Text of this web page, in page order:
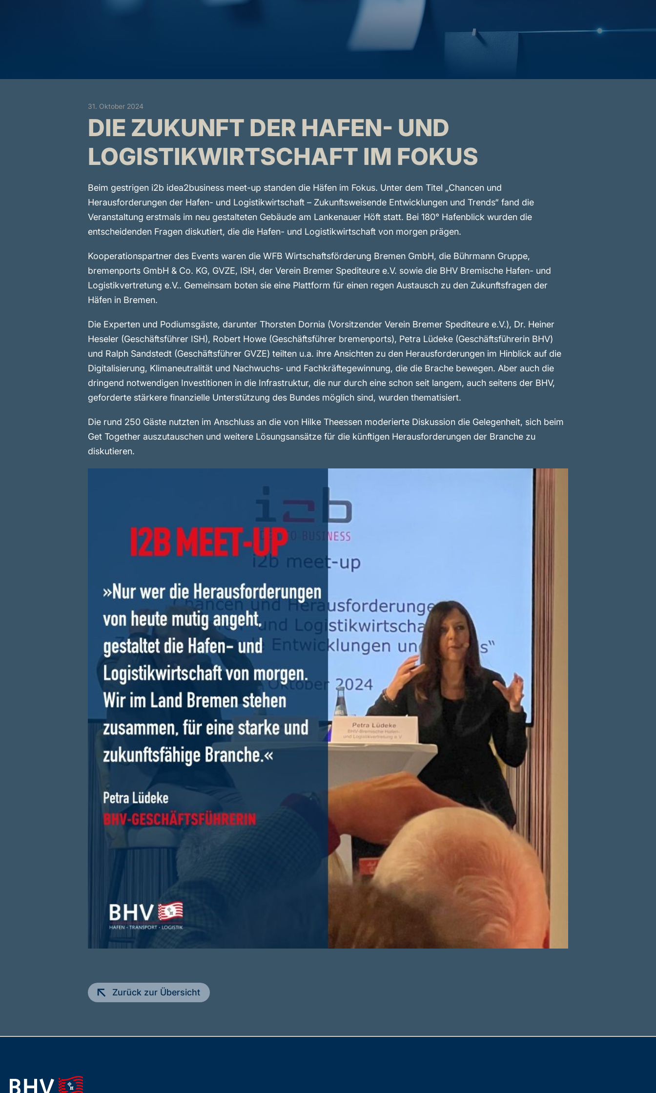
31. Oktober 2024
DIE ZUKUNFT DER HAFEN- UND
LOGISTIKWIRTSCHAFT IM FOKUS
Beim gestrigen i2b idea2business meet-up standen die Häfen im Fokus. Unter dem Titel „Chancen und
Herausforderungen der Hafen- und Logistikwirtschaft – Zukunftsweisende Entwicklungen und Trends“ fand die
Veranstaltung erstmals im neu gestalteten Gebäude am Lankenauer Höft statt. Bei 180° Hafenblick wurden die
entscheidenden Fragen diskutiert, die die Hafen- und Logistikwirtschaft von morgen prägen.
Kooperationspartner des Events waren die WFB Wirtschaftsförderung Bremen GmbH, die Bührmann Gruppe,
bremenports GmbH & Co. KG, GVZE, ‌ISH, der Verein Bremer Spediteure e.V. sowie die BHV Bremische Hafen- und
Logistikvertretung e.V.. Gemeinsam boten sie eine Plattform für einen regen Austausch zu den Zukunftsfragen der
Häfen in Bremen.
Die Experten und Podiumsgäste, darunter Thorsten Dornia (Vorsitzender Verein Bremer Spediteure e.V.), Dr. Heiner
Heseler (Geschäftsführer ISH), Robert Howe (Geschäftsführer bremenports), Petra Lüdeke (Geschäftsführerin BHV)
und Ralph Sandstedt (Geschäftsführer GVZE) teilten u.a. ihre Ansichten zu den Herausforderungen im Hinblick auf die
Digitalisierung, Klimaneutralität und Nachwuchs- und Fachkräftegewinnung, die die Brache bewegen. Aber auch die
dringend notwendigen Investitionen in die Infrastruktur, die nur durch eine schon seit langem, auch seitens der BHV,
geforderte stärkere finanzielle Unterstützung des Bundes möglich sind, wurden thematisiert.
Die rund 250 Gäste nutzten im Anschluss an die von Hilke Theessen moderierte Diskussion die Gelegenheit, sich beim
Get Together auszutauschen und weitere Lösungsansätze für die künftigen Herausforderungen der Branche zu
diskutieren.
Zurück zur Übersicht